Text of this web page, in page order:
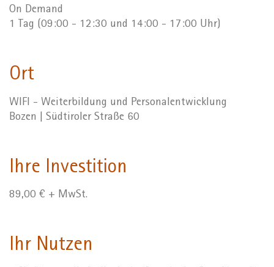
On Demand
1 Tag (09:00 - 12:30 und 14:00 - 17:00 Uhr)
Ort
WIFI - Weiterbildung und Personalentwicklung
Bozen | Südtiroler Straße 60
Ihre Investition
89,00 € + MwSt.
Ihr Nutzen